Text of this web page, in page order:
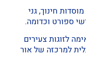
חינוך, גני
ספורט וכדומה.
לזוגות צעירים
למרכזה של אור